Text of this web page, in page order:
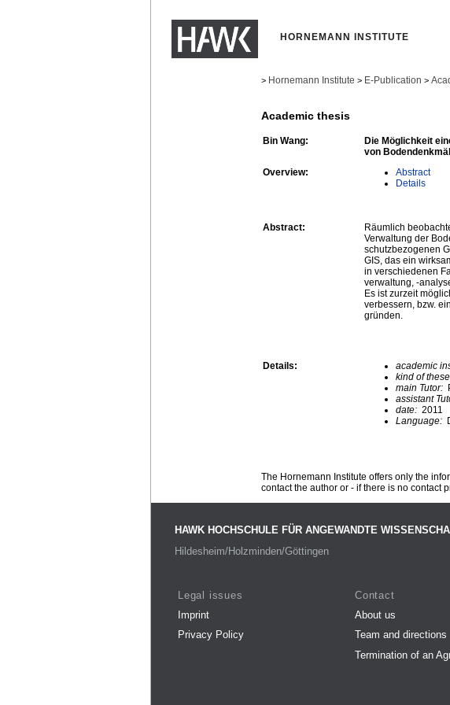
HORNEMANN INSTITUTE
> Hornemann Institute > E-Publication >
Academic thesis
Bin Wang:
Die Möglichkeit
von
Overview:
Abstract
Details
Abstract:
Räumlich
Verwaltung der
schutzbezogenen
GIS, das ein
in verschiedenen
verwaltung, -
Es ist zurzeit
verbessern, bzw.
gründen.
Details: academic
kind of
main Tutor:
assistant
date: 2011
Language:
The Hornemann Institute offers only the
contact the author or - if there is no contact
HAWK HOCHSCHULE FÜR ANGEWANDTE
Hildesheim/Holzminden/Göttingen
Legal issues
Imprint
Privacy Policy
Contact
About us
Team and directions
Termination of an